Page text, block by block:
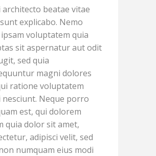
architecto beatae vitae
explicabo. Nemo
voluptatem quia
sit aspernatur aut odit
sed quia
magni dolores
ratione voluptatem
nesciunt. Neque porro
est, qui dolorem
quia dolor sit amet,
adipisci velit, sed
numquam eius modi